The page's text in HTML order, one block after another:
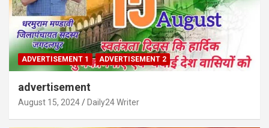
ADVERTISEMENT 1 ADVERTISEMENT 2
advertisement
August 15, 2024 Daily24 Writer